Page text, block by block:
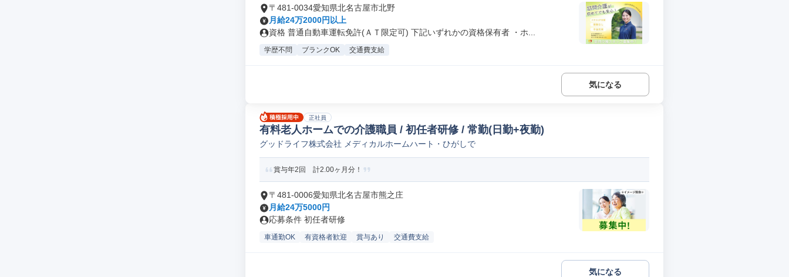
〒481-0034愛知県北名古屋市北野
月給24万2000円以上
資格 普通自動車運転免許(ＡＴ限定可) 下記いずれかの資格保有者 ・ホ...
学歴不問 ブランクOK 交通費支給
気になる
正社員
有料老人ホームでの介護職員 / 初任者研修 / 常勤(日勤+夜勤)
グッドライフ株式会社 メディカルホームハート・ひがしで
賞与年2回 計2.00ヶ月分！
〒481-0006愛知県北名古屋市熊之庄
月給24万5000円
応募条件 初任者研修
車通勤OK 有資格者歓迎 賞与あり 交通費支給
気になる